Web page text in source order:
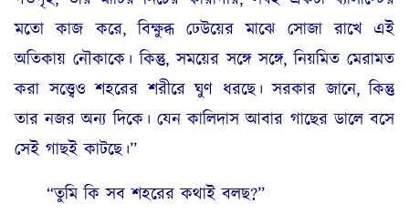
মতো কাজ করে, বিক্ষুব্ধ ঢেউয়ের মাঝে সোজা রাখে এই
অতিকায় নৌকাকে। কিন্তু, সময়ের সঙ্গে সঙ্গে, নিয়মিত মেরামত
করা সত্ত্বেও শহরের শরীরে ঘুণ ধরছে। সরকার জানে, কিন্তু
তার নজর অন্য দিকে। যেন কালিদাস আবার গাছের ডালে বসে
সেই গাছই কাটছে।”
“তুমি কি সব শহরের কথাই বলছ?”